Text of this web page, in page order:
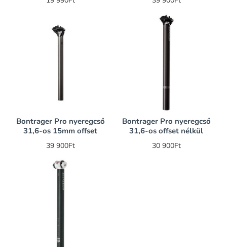
Bontrager Pro nyeregcső
31,6-os 15mm offset
39 900Ft
Bontrager Pro nyeregcső
31,6-os offset nélkül
30 900Ft